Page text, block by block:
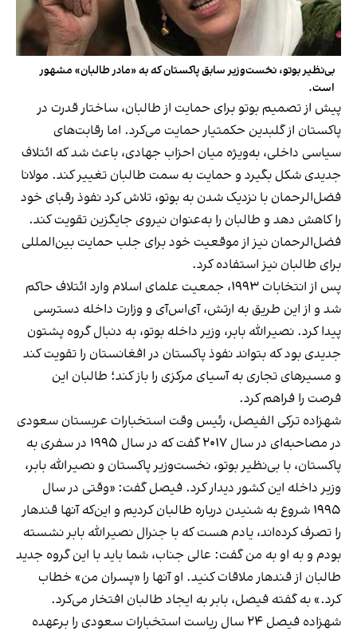
بی‌نظیر بوتو، نخست‌وزیر سابق پاکستان که به «مادر طالبان» مشهور
است.
پیش از تصمیم بوتو برای حمایت از طالبان، ساختار قدرت در
پاکستان از گلبدین حکمتیار حمایت می‌کرد. اما رقابت‌های
سیاسی داخلی، به‌ویژه میان احزاب جهادی، باعث شد که ائتلاف
جدیدی شکل بگیرد و حمایت به سمت طالبان تغییر کند. مولانا
فضل‌الرحمان با نزدیک شدن به بوتو، تلاش کرد نفوذ رقبای خود
را کاهش دهد و طالبان را به‌عنوان نیروی جایگزین تقویت کند.
فضل‌الرحمان نیز از موقعیت خود برای جلب حمایت بین‌المللی
برای طالبان نیز استفاده کرد.
پس از انتخابات ۱۹۹۳، جمعیت علمای اسلام وارد ائتلاف حاکم
شد و از این طریق به ارتش، آی‌اس‌آی و وزارت داخله دسترسی
پیدا کرد. نصیرالله بابر، وزیر داخله بوتو، به دنبال گروه پشتون
جدیدی بود که بتواند نفوذ پاکستان در افغانستان را تقویت کند
و مسیرهای تجاری به آسیای مرکزی را باز کند؛ طالبان این
فرصت را فراهم کرد.
شهزاده ترکی الفیصل، رئیس وقت استخبارات عربستان سعودی
در مصاحبه‌ای در سال ۲۰۱۷ گفت که در سال ۱۹۹۵ در سفری به
پاکستان، با بی‌نظیر بوتو، نخست‌وزیر پاکستان و نصیرالله بابر،
وزیر داخله این کشور دیدار کرد. فیصل گفت: «وقتی در سال
۱۹۹۵ شروع به شنیدن درباره طالبان کردیم و این‌که آنها قندهار
را تصرف کرده‌اند، یادم هست که با جنرال نصیرالله بابر نشسته
بودم و به او به من گفت: عالی جناب، شما باید با این گروه جدید
طالبان از قندهار ملاقات کنید. او آنها را «پسران من» خطاب
کرد.» به گفته فیصل، بابر به ایجاد طالبان افتخار می‌کرد.
شهزاده فیصل ۲۴ سال ریاست استخبارات سعودی را برعهده